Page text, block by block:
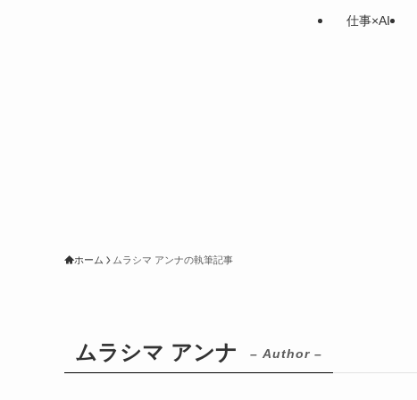
仕事×AI
ホーム ムラシマ アンナの執筆記事
ムラシマ アンナ – Author –